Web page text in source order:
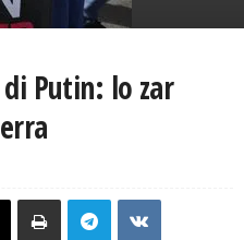
Putin: lo zar